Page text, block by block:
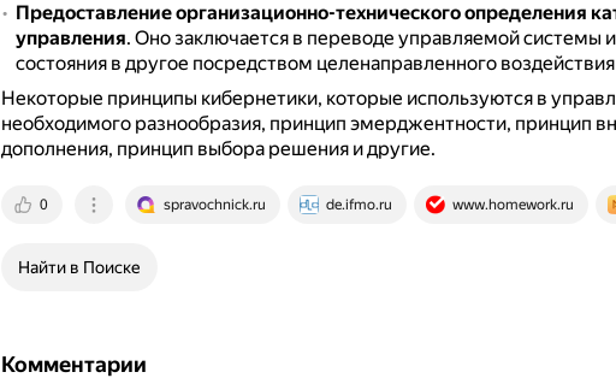
Предоставление организационно-технического определения
управления. Оно заключается в переводе управляемой системы
состояния в другое посредством целенаправленного
Некоторые принципы кибернетики, которые используются в
необходимого разнообразия, принцип эмерджентности, принцип
дополнения, принцип выбора решения и другие.
0 spravochnick.ru de.ifmo.ru www.homework.ru
Найти в Поиске
Комментарии